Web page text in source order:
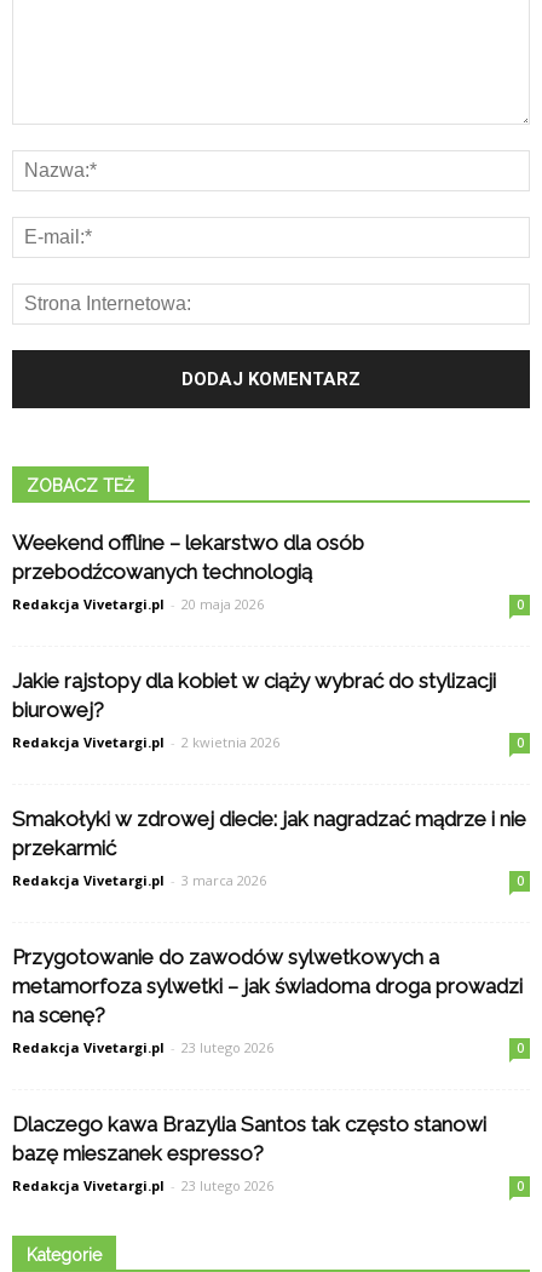
ZOBACZ TEŻ
Weekend offline – lekarstwo dla osób
przebodźcowanych technologią
Redakcja Vivetargi.pl - 20 maja 2026 0
Jakie rajstopy dla kobiet w ciąży wybrać do stylizacji
biurowej?
Redakcja Vivetargi.pl - 2 kwietnia 2026 0
Smakołyki w zdrowej diecie: jak nagradzać mądrze i nie
przekarmić
Redakcja Vivetargi.pl - 3 marca 2026 0
Przygotowanie do zawodów sylwetkowych a
metamorfoza sylwetki – jak świadoma droga prowadzi
na scenę?
Redakcja Vivetargi.pl - 23 lutego 2026 0
Dlaczego kawa Brazylia Santos tak często stanowi
bazę mieszanek espresso?
Redakcja Vivetargi.pl - 23 lutego 2026 0
Kategorie